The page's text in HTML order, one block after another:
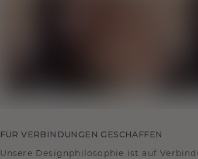
FÜR VERBINDUNGEN GESCHAFFEN
Unsere Designphilosophie ist auf